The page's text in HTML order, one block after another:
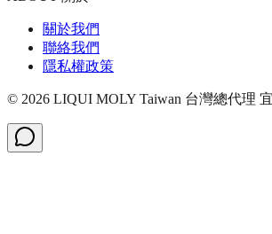
關於我們
聯絡我們
隱私權政策
© 2026 LIQUI MOLY Taiwan 台灣總代理